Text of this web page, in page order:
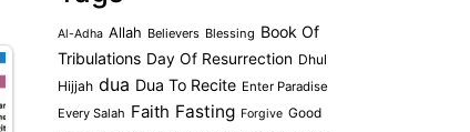
Al-Adha Allah Believers Blessing Book Of
Tribulations Day Of Resurrection Dhul
Hijjah dua Dua To Recite Enter Paradise
Every Salah Faith Fasting Forgive Good